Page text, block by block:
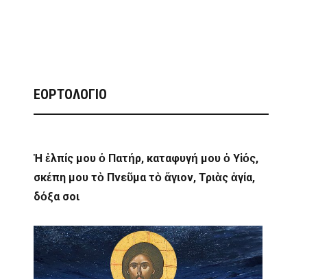
ΕΟΡΤΟΛΟΓΙΟ
Ἡ ἐλπίς μου ὁ Πατήρ, καταφυγή μου ὁ Υἱός,
σκέπη μου τὸ Πνεῦμα τὸ ἅγιον, Τριὰς ἁγία,
δόξα σοι